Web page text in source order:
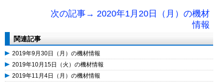
次の記事→ 2020年1月20日（月）の機材
情報
関連記事
2019年9月30日（月）の機材情報
2019年10月15日（火）の機材情報
2019年11月4日（月）の機材情報